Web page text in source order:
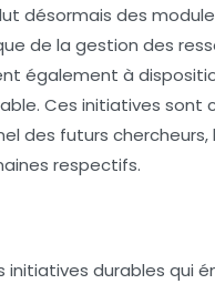
désormais des
de la gestion des
également à
Ces initiatives sont
des futurs chercheurs,
respectifs.
initiatives durables qui